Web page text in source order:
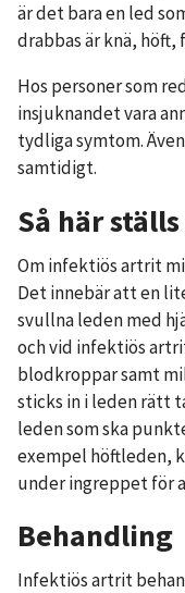
är det bara en led
drabbas är knä, höft,
Hos personer som
insjuknandet vara
tydliga symtom.
samtidigt.
Så här
Om infektiös artrit
Det innebär att en
svullna leden med
och vid infektiös
blodkroppar samt
sticks in i leden rätt
leden som ska
exempel höftleden,
under ingreppet för
Behandling
Infektiös artrit